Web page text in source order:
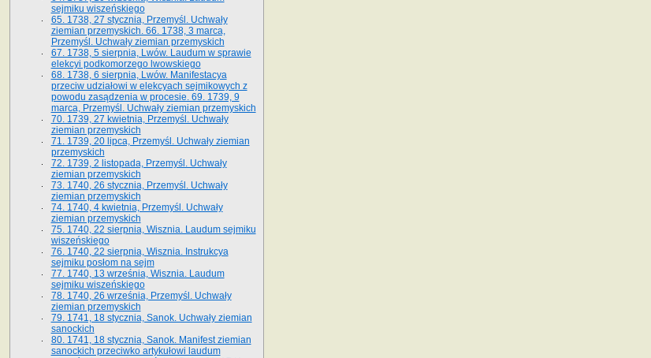
sejmiku wiszeńskiego
65. 1738, 27 stycznia, Przemyśl. Uchwały
ziemian przemyskich­­. 66. 1738, 3 marca,
Przemyśl. Uchwały ziemian przemyskich­
67. 1738, 5 sierpnia, Lwów. Laudum w sprawie
elekcyi podkomorzego lwowskiego
68. 1738, 6 sierpnia, Lwów. Manifestacya
przeciw udziałowi w elekcyach sejmikowych z
powodu zasądzenia w procesie. 69. 1739, 9
marca, Przemyśl. Uchwały ziemian przemyskich
70. 1739, 27 kwietnia, Przemyśl. Uchwały
ziemian przemyskich
71. 1739, 20 lipca, Przemyśl. Uchwały ziemian
przemyskich
72. 1739, 2 listopada, Przemyśl. Uchwały
ziemian przemyskich
73. 1740, 26 stycznia, Przemyśl. Uchwały
ziemian przemyskich
74. 1740, 4 kwietnia, Przemyśl. Uchwały
ziemian przemyskich
75. 1740, 22 sierpnia, Wisznia. Laudum sejmiku
wiszeńskiego
76. 1740, 22 sierpnia, Wisznia. Instrukcya
sejmiku posłom na sejm
77. 1740, 13 września, Wisznia. Laudum
sejmiku wiszeńskiego
78. 1740, 26 września, Przemyśl. Uchwały
ziemian przemyskich
79. 1741, 18 stycznia, Sanok. Uchwały ziemian
sanockich
80. 1741, 18 stycznia, Sanok. Manifest ziemian
sanockich przeciwko artykułowi laudum